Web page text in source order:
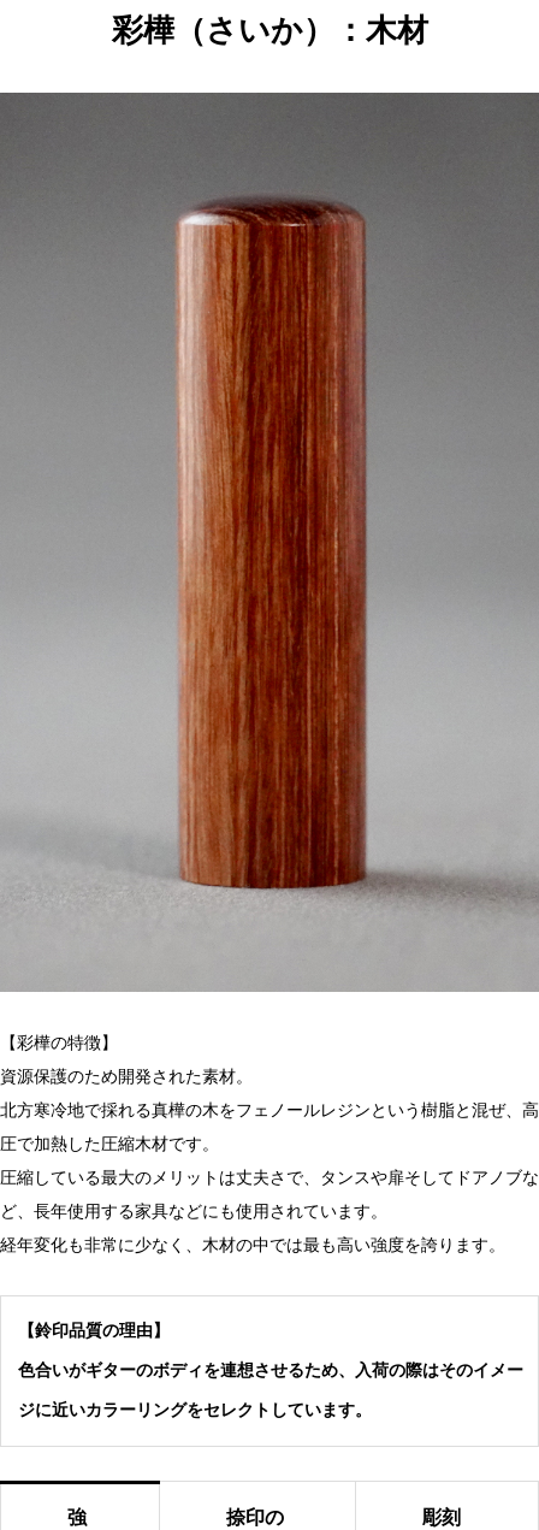
を拭き取ってください。木製の場合、朱肉の油が印面から染
み込み、長年使用において枠が欠けや摩滅の恐れがあるため
彩樺（さいか）：木材
【彩樺の特徴】
資源保護のため開発された素材。
北方寒冷地で採れる真樺の木をフェノールレジンという樹脂と混ぜ、高
圧で加熱した圧縮木材です。
圧縮している最大のメリットは丈夫さで、タンスや扉そしてドアノブな
ど、長年使用する家具などにも使用されています。
経年変化も非常に少なく、木材の中では最も高い強度を誇ります。
【鈴印品質の理由】
色合いがギターのボディを連想させるため、入荷の際はそのイメー
ジに近いカラーリングをセレクトしています。
強 捺印の 彫刻